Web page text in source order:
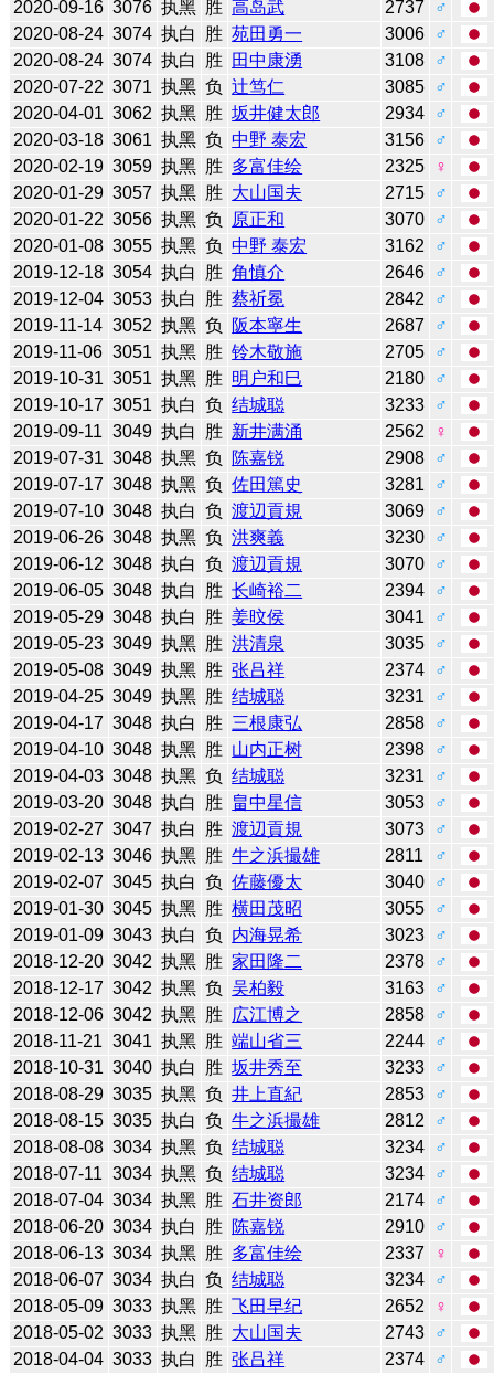
2020-09-16 3076 执黑 胜 高岛武 2737
♂
2020-08-24 3074 执白 胜 苑田勇一 3006
♂
2020-08-24 3074 执白 胜 田中康湧 3108
♂
2020-07-22 3071 执黑 负 辻笃仁 3085
♂
2020-04-01 3062 执黑 胜 坂井健太郎 2934
♂
2020-03-18 3061 执黑 负 中野 泰宏 3156
♂
2020-02-19 3059 执黑 胜 多富佳绘 2325
♀
2020-01-29 3057 执黑 胜 大山国夫 2715
♂
2020-01-22 3056 执黑 负 原正和 3070
♂
2020-01-08 3055 执黑 负 中野 泰宏 3162
♂
2019-12-18 3054 执白 胜 角慎介 2646
♂
2019-12-04 3053 执白 胜 蔡祈冕 2842
♂
2019-11-14 3052 执黑 负 阪本寧生 2687
♂
2019-11-06 3051 执黑 胜 铃木敬施 2705
♂
2019-10-31 3051 执黑 胜 明户和巳 2180
♂
2019-10-17 3051 执白 负 结城聪 3233
♂
2019-09-11 3049 执白 胜 新井满涌 2562
♀
2019-07-31 3048 执黑 负 陈嘉锐 2908
♂
2019-07-17 3048 执黑 负 佐田篤史 3281
♂
2019-07-10 3048 执白 负 渡辺貢規 3069
♂
2019-06-26 3048 执黑 负 洪爽義 3230
♂
2019-06-12 3048 执白 负 渡辺貢規 3070
♂
2019-06-05 3048 执白 胜 长崎裕二 2394
♂
2019-05-29 3048 执白 胜 姜旼侯 3041
♂
2019-05-23 3049 执黑 胜 洪清泉 3035
♂
2019-05-08 3049 执黑 胜 张吕祥 2374
♂
2019-04-25 3049 执黑 胜 结城聪 3231
♂
2019-04-17 3048 执白 胜 三根康弘 2858
♂
2019-04-10 3048 执黑 胜 山内正树 2398
♂
2019-04-03 3048 执黑 负 结城聪 3231
♂
2019-03-20 3048 执白 胜 畠中星信 3053
♂
2019-02-27 3047 执白 胜 渡辺貢規 3073
♂
2019-02-13 3046 执黑 胜 牛之浜撮雄 2811
♂
2019-02-07 3045 执白 负 佐藤優太 3040
♂
2019-01-30 3045 执黑 胜 横田茂昭 3055
♂
2019-01-09 3043 执白 负 内海晃希 3023
♂
2018-12-20 3042 执黑 胜 家田隆二 2378
♂
2018-12-17 3042 执黑 负 吴柏毅 3163
♂
2018-12-06 3042 执黑 胜 広江博之 2858
♂
2018-11-21 3041 执黑 胜 端山省三 2244
♂
2018-10-31 3040 执白 胜 坂井秀至 3233
♂
2018-08-29 3035 执黑 负 井上直紀 2853
♂
2018-08-15 3035 执白 负 牛之浜撮雄 2812
♂
2018-08-08 3034 执黑 负 结城聪 3234
♂
2018-07-11 3034 执黑 负 结城聪 3234
♂
2018-07-04 3034 执黑 胜 石井资郎 2174
♂
2018-06-20 3034 执白 胜 陈嘉锐 2910
♂
2018-06-13 3034 执黑 胜 多富佳绘 2337
♀
2018-06-07 3034 执白 负 结城聪 3234
♂
2018-05-09 3033 执黑 胜 飞田早纪 2652
♀
2018-05-02 3033 执黑 胜 大山国夫 2743
♂
2018-04-04 3033 执白 胜 张吕祥 2374 ♂